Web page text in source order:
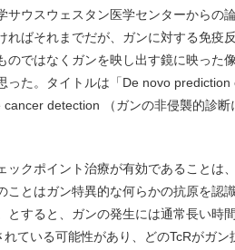
サウスウェスタン医学センターからの
ればそれまでだが、ガンに対する免疫
のではなくガンを映し出す鏡に映った
った。タイトルは「De novo
detection （ガンの非侵襲的診
ックポイント治療が有効であることは
ことはガン特異的な何らかの抗原を認
とすると、ガンの発生には通常長い時
れている可能性があり、どのTcRがガ